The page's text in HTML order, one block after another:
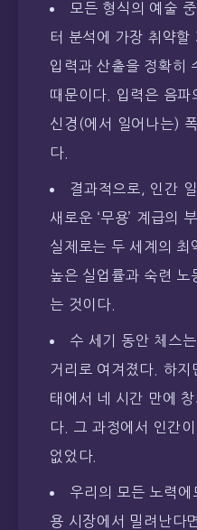
모든 형식의 예술
터 분석에 가장 취약할
입력과 산출을 정확히
때문이다. 입력은 음파
신경(에서 일어나는)
다.
결과적으로, 인간
새로운 ‘무용’ 계급의
실제로는 두 세계의 최
높은 실업률과 숙련 노
는 것이다.
수 세기 동안 체스
거리로 여겨졌다. 하
태에서 네 시간 만에
다. 그 과정에서 인간
없었다.
우리의 모든 노력
용 시장에서 밀려난다